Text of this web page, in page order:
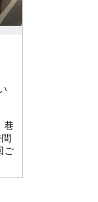
巷
ご